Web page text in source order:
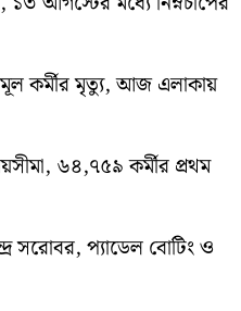
কর্মীর মৃত্যু, আজ এলাকায়
৬৪,৭৫৯ কর্মীর প্রথম
সরোবর, প্যাডেল বোটিং ও